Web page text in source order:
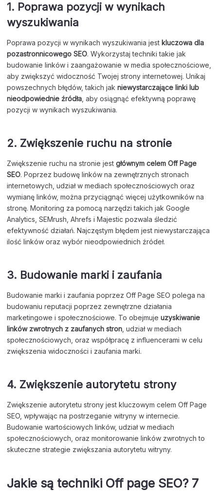
1. Poprawa pozycji w wynikach
wyszukiwania
Poprawa pozycji w wynikach wyszukiwania jest kluczowa dla
pozastronnicowego SEO. Wykorzystaj techniki takie jak
budowanie linków i zaangażowanie w media społecznościowe,
aby zwiększyć widoczność Twojej strony internetowej. Unikaj
powszechnych błędów, takich jak niewystarczające linki lub
nieodpowiednie źródła , aby osiągnąć efektywną poprawę
pozycji w wynikach wyszukiwania.
2. Zwiększenie ruchu na stronie
Zwiększenie ruchu na stronie jest głównym celem Off Page
SEO. Poprzez budowę linków na zewnętrznych stronach
internetowych, udział w mediach społecznościowych oraz
wymianę linków, można przyciągnąć więcej użytkowników na
stronę. Monitoring za pomocą narzędzi takich jak Google
Analytics, SEMrush, Ahrefs i Majestic pozwala śledzić
efektywność działań. Najczęstym błędem jest niewystarczająca
ilość linków oraz wybór nieodpowiednich źródeł.
3. Budowanie marki i zaufania
Budowanie marki i zaufania poprzez Off Page SEO polega na
budowaniu reputacji poprzez zewnętrzne działania
marketingowe i społecznościowe. To obejmuje uzyskiwanie
linków zwrotnych z zaufanych stron , udział w mediach
społecznościowych, oraz współpracę z influencerami w celu
zwiększenia widoczności i zaufania marki.
4. Zwiększenie autorytetu strony
Zwiększenie autorytetu strony jest kluczowym celem Off Page
SEO, wpływając na postrzeganie witryny w internecie.
Budowanie wartościowych linków, udział w mediach
społecznościowych, oraz monitorowanie linków zwrotnych to
skuteczne strategie zwiększania autorytetu witryny.
Jakie są techniki Off page SEO? 7